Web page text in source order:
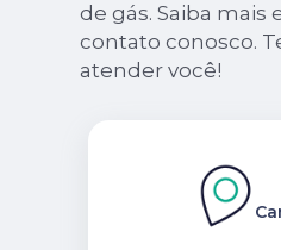
de gás. Saiba mais
contato conosco.
atender você!